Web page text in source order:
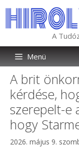
tartalomba
A
Menü
A brit
kérdése,
szerepelt-e
hogy
2026. május 9.